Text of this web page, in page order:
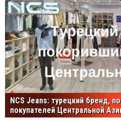
NCS Jeans: турецкий бренд,
покупателей Центральной